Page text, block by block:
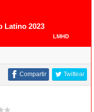
Latino 2023
LMHD
Twittear
Compartir